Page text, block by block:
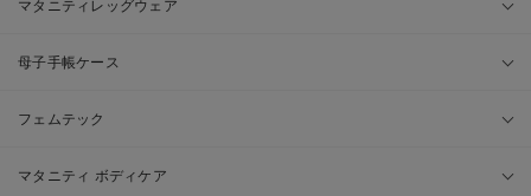
マタニティレッグウェア
母子手帳ケース
フェムテック
マタニティ ボディケア